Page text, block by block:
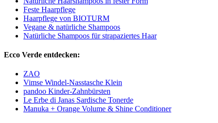
Feste Haarpflege
Haarpflege von BIOTURM
Vegane & natürliche Shampoos
Natürliche Shampoos für strapaziertes Haar
Ecco Verde entdecken:
ZAO
Vimse Windel-Nasstasche Klein
pandoo Kinder-Zahnbürsten
Le Erbe di Janas Sardische Tonerde
Manuka + Orange Volume & Shine Conditioner